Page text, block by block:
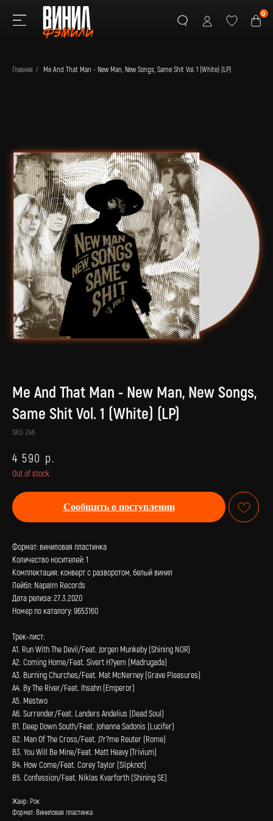
Главная / Me And That Man - New Man, New Songs, Same Shit Vol. 1 (White) (LP)
Me And That Man - New Man, New Songs,
Same Shit Vol. 1 (White) (LP)
SKU: 246
4 590 р.
Out of stock
Сообщить о поступлении
Формат: виниловая пластинка
Количество носителей: 1
Комплектация: конверт с разворотом, белый винил
Лейбл: Napalm Records
Дата релиза: 27.3.2020
Номер по каталогу: 9653160
Трек-лист:
А1. Run With The Devil/Feat. Jorgen Munkeby (Shining NOR)
А2. Coming Home/Feat. Sivert H?yem (Madrugada)
А3. Burning Churches/Feat. Mat McNerney (Grave Pleasures)
А4. By The River/Feat. Ihsahn (Emperor)
А5. Mestwo
А6. Surrender/Feat. Landers Andelius (Dead Soul)
В1. Deep Down South/Feat. Johanna Sadonis (Lucifer)
В2. Man Of The Cross/Feat. J?r?me Reuter (Rome)
В3. You Will Be Mine/Feat. Matt Heavy (Trivium)
В4. How Come/Feat. Corey Taylor (Slipknot)
В5. Confession/Feat. Niklas Kvarforth (Shining SE)
Жанр: Рок
Формат: Виниловая пластинка